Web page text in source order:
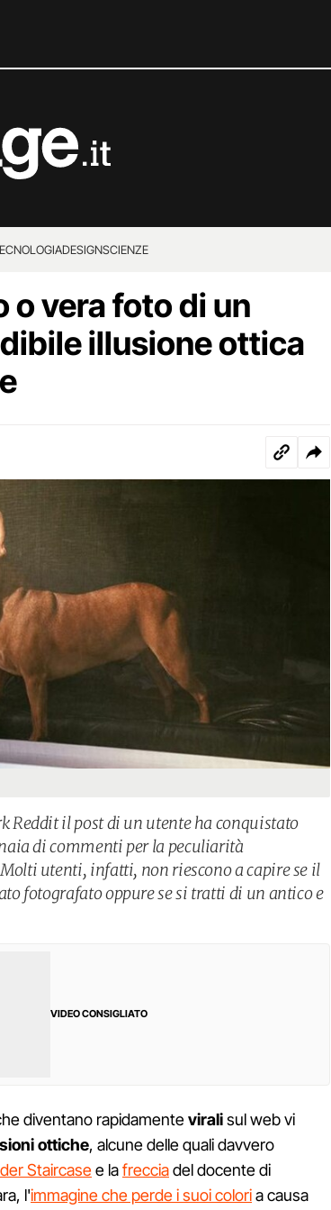
DESIGNSCIENZE
o vera foto di un
illusione ottica
Reddit il post di un utente ha conquistato
di commenti per la peculiarità
utenti, infatti, non riescono a capire se il
fotografato oppure se si tratti di un antico e
VIDEO CONSIGLIATO
diventano rapidamenteviralisul web vi
ottiche, alcune delle quali davvero
Staircasee lafrecciadel docente di
l'immagine che perde i suoi coloria causa